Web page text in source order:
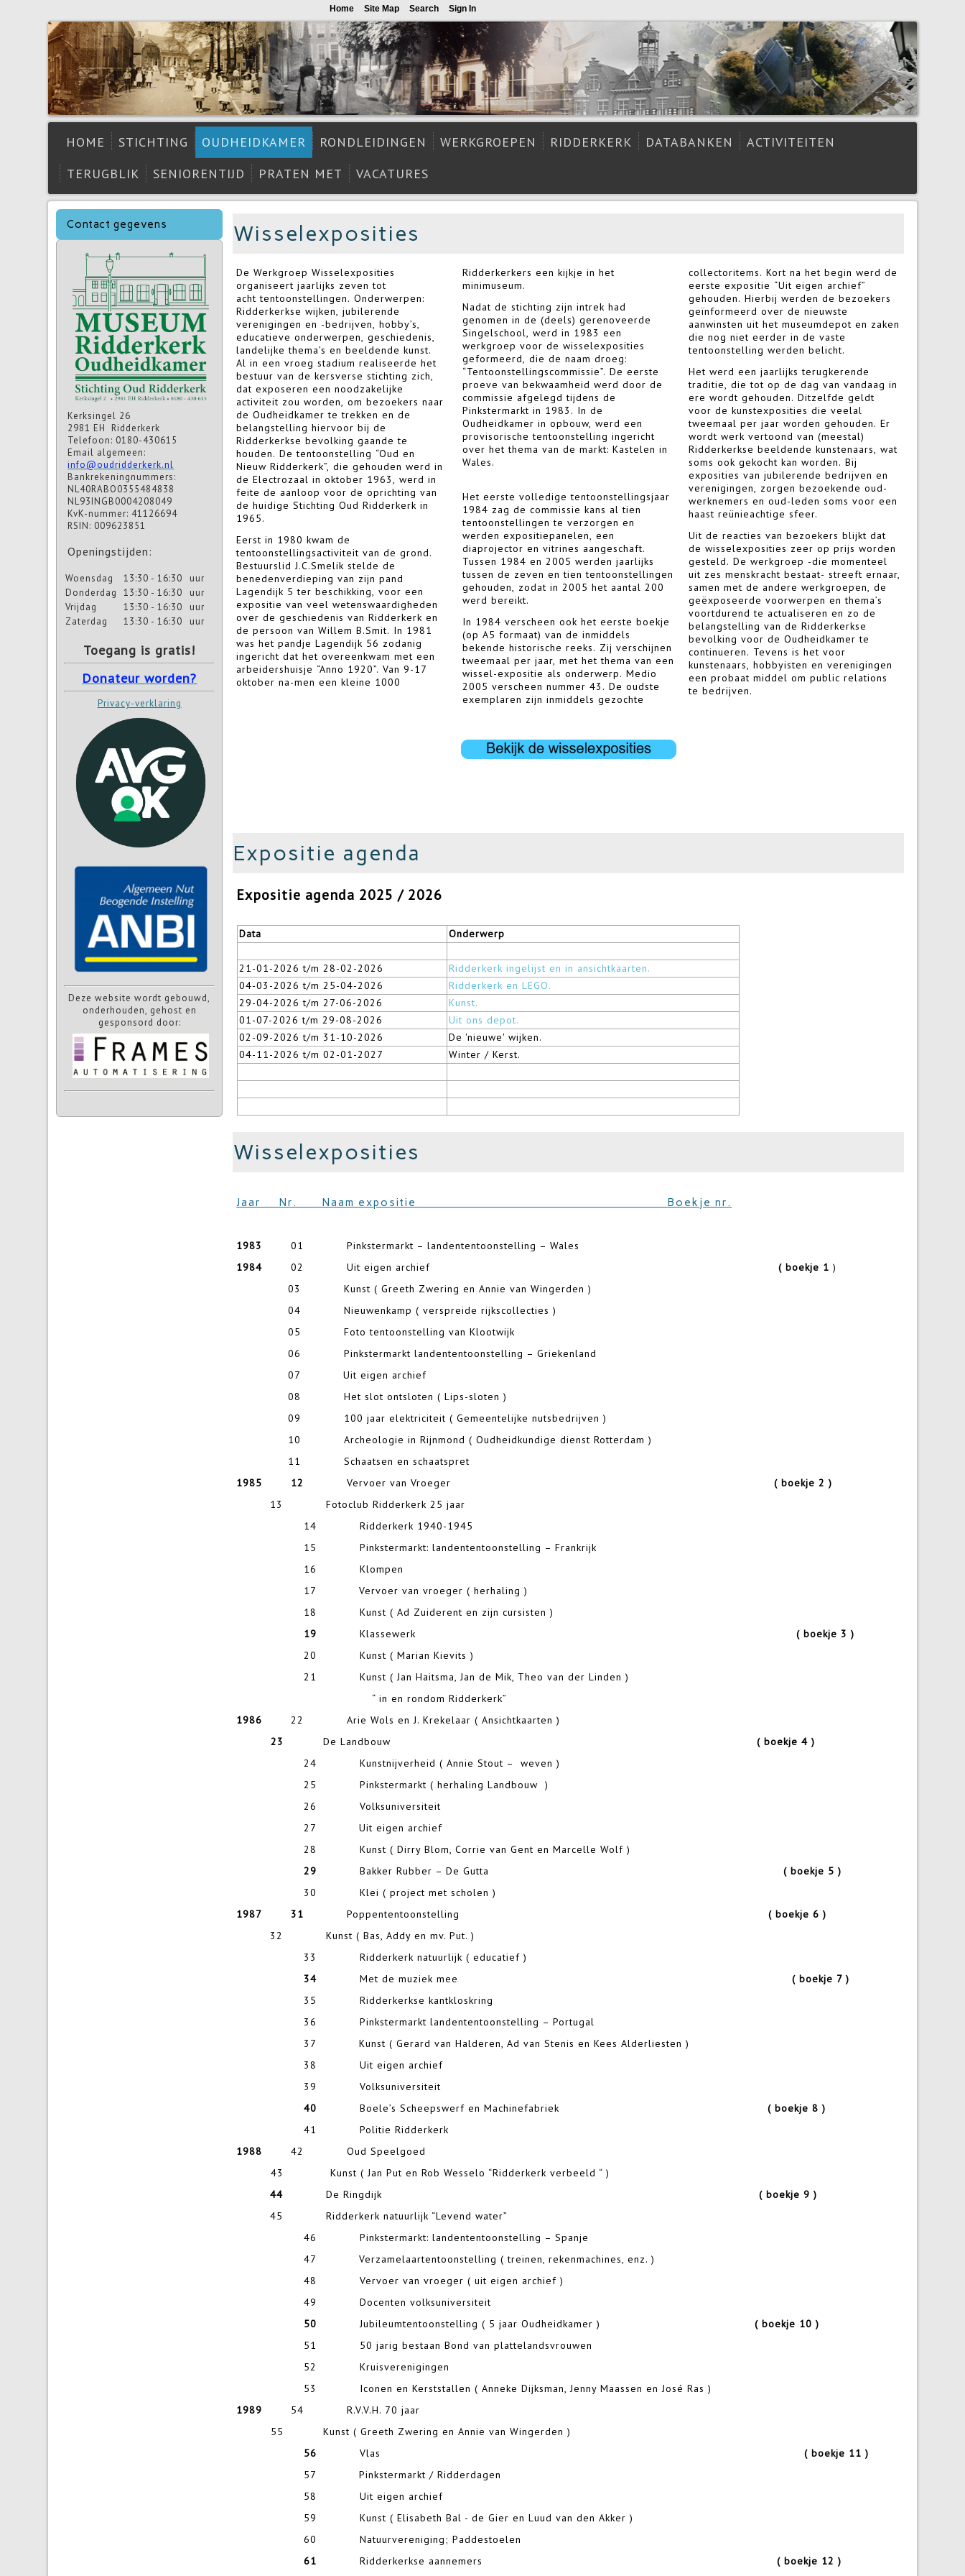
HOME STICHTING OUDHEIDKAMER RONDLEIDINGEN WERKGROEPEN RIDDERKERK DATABANKEN
ACTIVITEITEN
TERUGBLIK
SENIORENTIJD PRATEN MET VACATURES
Contact gegevens
Kerksingel 26
2981 EH Ridderkerk
Telefoon: 0180-430615
Email algemeen:
info@oudridderkerk.nl
Bankrekeningnummers:
NL40RABO0355484838
NL93INGB0004208049
KvK-nummer: 41126694
RSIN: 009623851
Openingstijden:
Woensdag 13:30 - 16:30
uur
Donderdag
13:30 - 16:30
uur
Vrijdag
13:30 - 16:30
uur
Zaterdag
13:30 - 16:30 uur
Toegang is gratis!
Donateur worden?
Privacy-verklaring
Deze website wordt gebouwd,
onderhouden, gehost en
gesponsord door:
Wisselexposities
De Werkgroep Wisselexposities
organiseert jaarlijks zeven tot
acht tentoonstellingen. Onderwerpen:
Ridderkerkse wijken, jubilerende
verenigingen en -bedrijven, hobby’s,
educatieve onderwerpen, geschiedenis,
landelijke thema’s en beeldende kunst.
Al in een vroeg stadium realiseerde het
bestuur van de kersverse stichting zich,
dat exposeren een noodzakelijke
activiteit zou worden, om bezoekers naar
de Oudheidkamer te trekken en de
belangstelling hiervoor bij de
Ridderkerkse bevolking gaande te
houden. De tentoonstelling “Oud en
Nieuw Ridderkerk”, die gehouden werd in
de Electrozaal in oktober 1963, werd in
feite de aanloop voor de oprichting van
de huidige Stichting Oud Ridderkerk in
1965.
Eerst in 1980 kwam de
tentoonstellingsactiviteit van de grond.
Bestuurslid J.C.Smelik stelde de
benedenverdieping van zijn pand
Lagendijk 5 ter beschikking, voor een
expositie van veel wetenswaardigheden
over de geschiedenis van Ridderkerk en
de persoon van Willem B.Smit. In 1981
was het pandje Lagendijk 56 zodanig
ingericht dat het overeenkwam met een
arbeidershuisje “Anno 1920”. Van 9-17
oktober na-men een kleine 1000
Ridderkerkers een kijkje in het
minimuseum.
Nadat de stichting zijn intrek had
genomen in de (deels) gerenoveerde
Singelschool, werd in 1983 een
werkgroep voor de wisselexposities
geformeerd, die de naam droeg:
“Tentoonstellingscommissie”. De eerste
proeve van bekwaamheid werd door de
commissie afgelegd tijdens de
Pinkstermarkt in 1983. In de
Oudheidkamer in opbouw, werd een
provisorische tentoonstelling ingericht
over het thema van de markt: Kastelen in
Wales.
Het eerste volledige tentoonstellingsjaar
1984 zag de commissie kans al tien
tentoonstellingen te verzorgen en
werden expositiepanelen, een
diaprojector en vitrines aangeschaft.
Tussen 1984 en 2005 werden jaarlijks
tussen de zeven en tien tentoonstellingen
gehouden, zodat in 2005 het aantal 200
werd bereikt.
In 1984 verscheen ook het eerste boekje
(op A5 formaat) van de inmiddels
bekende historische reeks. Zij verschijnen
tweemaal per jaar, met het thema van een
wissel-expositie als onderwerp. Medio
2005 verscheen nummer 43. De oudste
exemplaren zijn inmiddels gezochte
collectoritems. Kort na het begin werd de
eerste expositie “Uit eigen archief”
gehouden. Hierbij werden de bezoekers
geïnformeerd over de nieuwste
aanwinsten uit het museumdepot en zaken
die nog niet eerder in de vaste
tentoonstelling werden belicht.
Het werd een jaarlijks terugkerende
traditie, die tot op de dag van vandaag in
ere wordt gehouden. Ditzelfde geldt
voor de kunstexposities die veelal
tweemaal per jaar worden gehouden. Er
wordt werk vertoond van (meestal)
Ridderkerkse beeldende kunstenaars, wat
soms ook gekocht kan worden. Bij
exposities van jubilerende bedrijven en
verenigingen, zorgen bezoekende oud-
werknemers en oud-leden soms voor een
haast reünieachtige sfeer.
Uit de reacties van bezoekers blijkt dat
de wisselexposities zeer op prijs worden
gesteld. De werkgroep -die momenteel
uit zes menskracht bestaat- streeft ernaar,
samen met de andere werkgroepen, de
geëxposeerde voorwerpen en thema’s
voortdurend te actualiseren en zo de
belangstelling van de Ridderkerkse
bevolking voor de Oudheidkamer te
continueren. Tevens is het voor
kunstenaars, hobbyisten en verenigingen
een probaat middel om public relations
te bedrijven.
Expositie agenda
Expositie agenda 2025 / 2026
Data Onderwerp
21-01-2026 t/m 28-02-2026
Ridderkerk ingelijst en in ansichtkaarten.
04-03-2026 t/m 25-04-2026
Ridderkerk en LEGO.
29-04-2026 t/m 27-06-2026
Kunst.
01-07-2026 t/m 29-08-2026
Uit ons depot.
02-09-2026 t/m 31-10-2026
De 'nieuwe' wijken.
04-11-2026 t/m 02-01-2027
Winter / Kerst.
Wisselexposities
Jaar Nr. Naam expositie Boekje nr.
1983
01 Pinkstermarkt – landententoonstelling – Wales
1984 02 Uit eigen archief( boekje 1)
03 Kunst ( Greeth Zwering en Annie van Wingerden )
04 Nieuwenkamp ( verspreide rijkscollecties )
05 Foto tentoonstelling van Klootwijk
06 Pinkstermarkt landententoonstelling – Griekenland
07 Uit eigen archief
08 Het slot ontsloten ( Lips-sloten )
09 100 jaar elektriciteit ( Gemeentelijke nutsbedrijven )
10 Archeologie in Rijnmond ( Oudheidkundige dienst Rotterdam )
11 Schaatsen en schaatspret
1985 12
Vervoer van Vroeger( boekje 2 )
13 Fotoclub Ridderkerk 25 jaar
14 Ridderkerk 1940-1945
15 Pinkstermarkt: landententoonstelling – Frankrijk
16 Klompen
17 Vervoer van vroeger ( herhaling )
18 Kunst ( Ad Zuiderent en zijn cursisten )
19Klassewerk( boekje 3 )
20 Kunst ( Marian Kievits )
21 Kunst ( Jan Haitsma, Jan de Mik, Theo van der Linden )
“ in en rondom Ridderkerk”
1986 22 Arie Wols en J. Krekelaar ( Ansichtkaarten )
23
De Landbouw( boekje 4 )
24 Kunstnijverheid ( Annie Stout – weven )
25 Pinkstermarkt ( herhaling Landbouw )
26 Volksuniversiteit
27 Uit eigen archief
28 Kunst ( Dirry Blom, Corrie van Gent en Marcelle Wolf )
29Bakker Rubber – De Gutta( boekje 5 )
30 Klei ( project met scholen )
1987
31 Poppententoonstelling( boekje 6 )
32 Kunst ( Bas, Addy en mv. Put. )
33 Ridderkerk natuurlijk ( educatief )
34Met de muziek mee( boekje 7 )
35 Ridderkerkse kantkloskring
36 Pinkstermarkt landententoonstelling – Portugal
37 Kunst ( Gerard van Halderen, Ad van Stenis en Kees Alderliesten )
38 Uit eigen archief
39 Volksuniversiteit
40Boele’s Scheepswerf en Machinefabriek( boekje 8 )
41 Politie Ridderkerk
1988 42 Oud Speelgoed
43 Kunst ( Jan Put en Rob Wesselo “Ridderkerk verbeeld “ )
44 De Ringdijk( boekje 9 )
45 Ridderkerk natuurlijk “Levend water”
46 Pinkstermarkt: landententoonstelling – Spanje
47 Verzamelaartentoonstelling ( treinen, rekenmachines, enz. )
48 Vervoer van vroeger ( uit eigen archief )
49 Docenten volksuniversiteit
50Jubileumtentoonstelling ( 5 jaar Oudheidkamer )( boekje 10 )
51 50 jarig bestaan Bond van plattelandsvrouwen
52 Kruisverenigingen
53 Iconen en Kerststallen ( Anneke Dijksman, Jenny Maassen en José Ras )
1989 54 R.V.V.H. 70 jaar
55 Kunst ( Greeth Zwering en Annie van Wingerden )
56Vlas( boekje 11 )
57 Pinkstermarkt / Ridderdagen
58 Uit eigen archief
59 Kunst ( Elisabeth Bal - de Gier en Luud van den Akker )
60 Natuurvereniging; Paddestoelen
61Ridderkerkse aannemers( boekje 12 )
Home Site Map Search Sign In